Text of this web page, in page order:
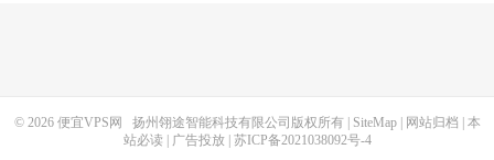
© 2026 便宜VPS网 扬州翎途智能科技有限公司版权所有 | SiteMap| 网站归档
本
站必读
广告投放| 苏ICP备2021038092号-4